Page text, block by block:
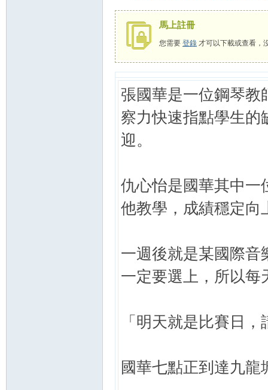
馬上註冊
您需要 登錄 才可以下載或查看，
張國華是一位鋼琴教
察力快速指點學生的
迎。
仇心怡是國華其中一
他教學，成績穩定向
一週後就是某國際音
一定要選上，所以每
「明天就是比賽日
國華七點正到達九